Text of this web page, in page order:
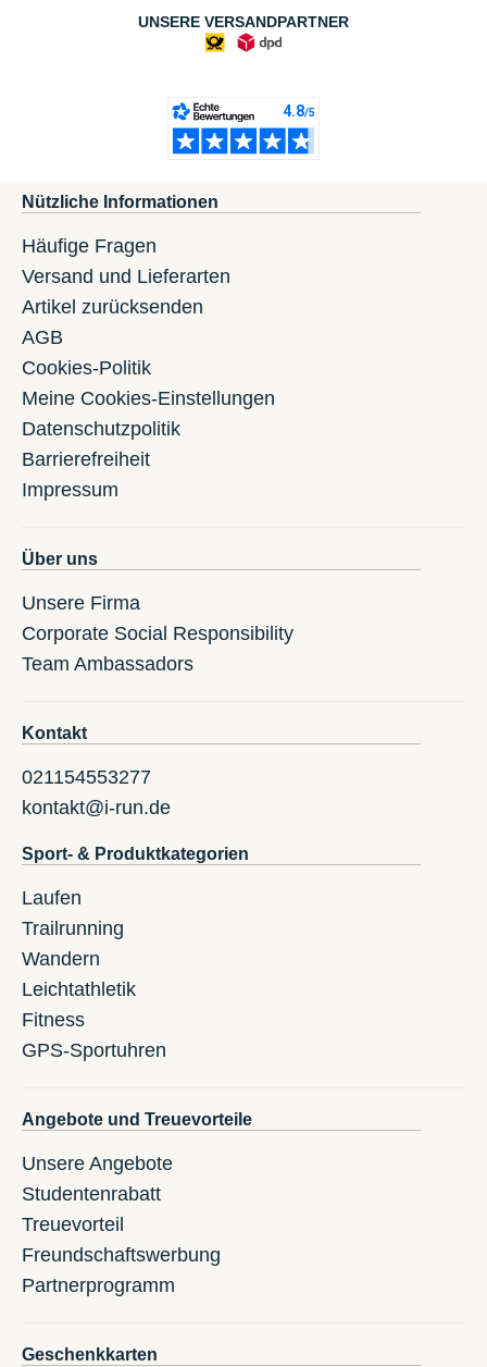
UNSERE VERSANDPARTNER
Nützliche Informationen
Häufige Fragen
Versand und Lieferarten
Artikel zurücksenden
AGB
Cookies-Politik
Meine Cookies-Einstellungen
Datenschutzpolitik
Barrierefreiheit
Impressum
Über uns
Unsere Firma
Corporate Social Responsibility
Team Ambassadors
Kontakt
021154553277
kontakt@i-run.de
Sport- & Produktkategorien
Laufen
Trailrunning
Wandern
Leichtathletik
Fitness
GPS-Sportuhren
Angebote und Treuevorteile
Unsere Angebote
Studentenrabatt
Treuevorteil
Freundschaftswerbung
Partnerprogramm
Geschenkkarten